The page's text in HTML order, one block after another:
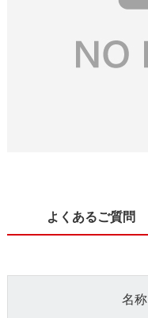
よくあるご質問
名称